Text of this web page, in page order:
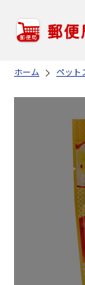
ホーム ペット